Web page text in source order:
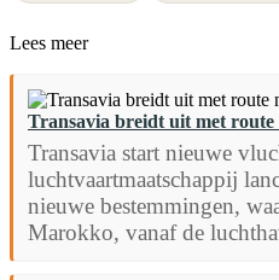
Lees meer
Transavia breidt uit met
Transavia start nieuwe
luchtvaartmaatschappij
nieuwe bestemmingen,
Marokko, vanaf de